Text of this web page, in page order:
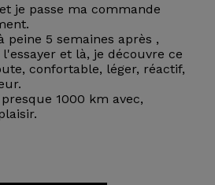
je passe ma commande
peine 5 semaines après ,
et là, je découvre ce
confortable, léger, réactif,
1000 km avec,